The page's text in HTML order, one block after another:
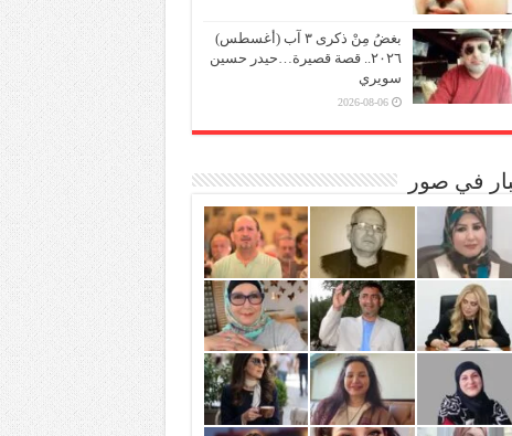
بغضُ مِنْ ذكرى ٣ آب (أغسطس)
٢٠٢٦.. قصة قصيرة…حيدر حسين
سويري
2026-08-06
في صور